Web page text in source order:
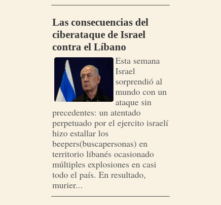
Las consecuencias del
ciberataque de Israel
contra el Líbano
Esta semana
Israel
sorprendió al
mundo con un
ataque sin
precedentes: un atentado
perpetuado por el ejercito israelí
hizo estallar los
beepers(buscapersonas) en
territorio libanés ocasionado
múltiples explosiones en casi
todo el país. En resultado,
murier...